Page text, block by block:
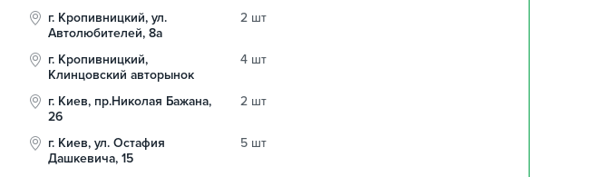
г. Кропивницкий, ул.
Автолюбителей, 8а
2 шт
г. Кропивницкий,
Клинцовский авторынок
4 шт
г. Киев, пр.Николая Бажана,
26
2 шт
г. Киев, ул. Остафия
Дашкевича, 15
5 шт